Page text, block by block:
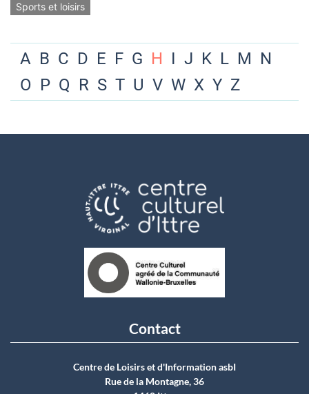
Sports et loisirs
A B C D E F G H I J K L M N
O P Q R S T U V W X Y Z
Contact
Centre de Loisirs et d'Information asbI
Rue de la Montagne, 36